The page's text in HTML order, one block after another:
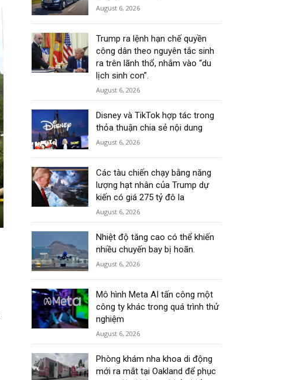
August 6, 2026
Trump ra lệnh hạn chế quyền
công dân theo nguyên tắc sinh
ra trên lãnh thổ, nhắm vào “du
lịch sinh con”.
August 6, 2026
Disney và TikTok hợp tác trong
thỏa thuận chia sẻ nội dung
August 6, 2026
Các tàu chiến chạy bằng năng
lượng hạt nhân của Trump dự
kiến có giá 275 tỷ đô la
August 6, 2026
Nhiệt độ tăng cao có thể khiến
nhiều chuyến bay bị hoãn.
August 6, 2026
Mô hình Meta AI tấn công một
công ty khác trong quá trình thử
nghiệm
August 6, 2026
Phòng khám nha khoa di động
mới ra mắt tại Oakland để phục